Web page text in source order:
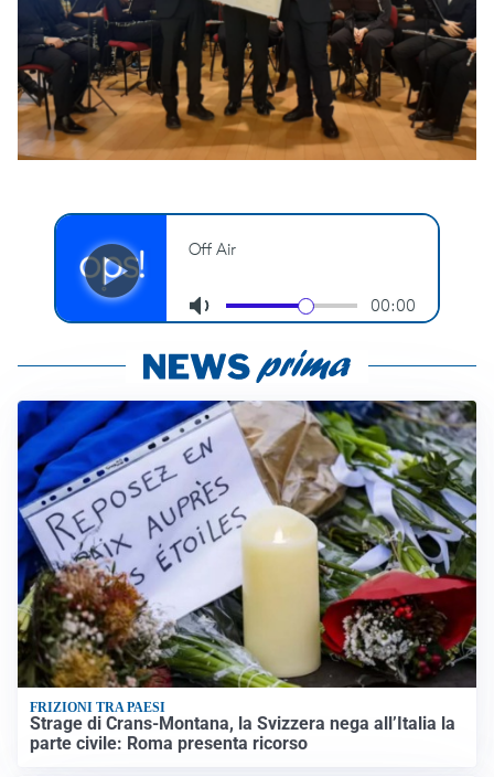
FRIZIONI TRA PAESI
Strage di Crans-Montana, la Svizzera nega all’Italia la
parte civile: Roma presenta ricorso